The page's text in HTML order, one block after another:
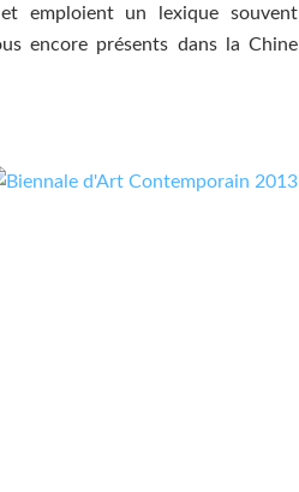
emploient un lexique souvent
encore présents dans la Chine